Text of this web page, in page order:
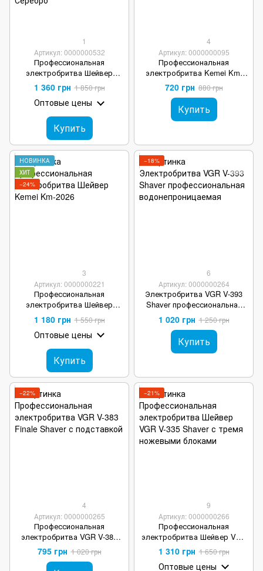
1
Артикул: 0000000532
Профессиональная
электробритва Шейвер
Kemei KM-2028 Shaver с
триммером металлический
корпус Серебро
1 360 грн 1 850 грн
Оптовые цены
Купить
4
Артикул: 0000000095
Профессиональная
электробритва Kemei Km-
1102 Finale Shaver
720 грн 880 грн
Купить
НОВИНКА
ХИТ
−24%
3
Артикул: 0000000221
Профессиональная
электробритва Шейвер
Kemei Km-2026
1 180 грн 1 550 грн
Оптовые цены
Купить
−18%
6
Артикул: 0000000264
Электробритва VGR V-393
Shaver профессиональная
водонепроницаемая
1 020 грн 1 250 грн
Купить
−22%
4
Артикул: 0000000265
Профессиональная
электробритва VGR V-383
Finale Shaver с подставкой
795 грн 1 020 грн
−21%
9
Артикул: 0000000266
Профессиональная
электробритва Шейвер VGR
V-335 Shaver с тремя
ножевыми блоками
1 310 грн 1 650 грн
Оптовые цены